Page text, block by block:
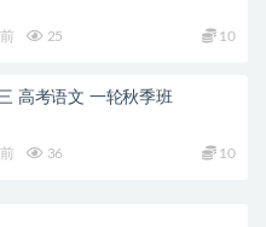
25 10
高考语文 一轮秋季班
36 10